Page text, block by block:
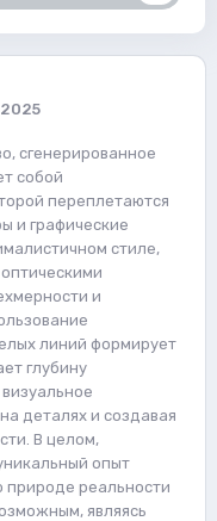
сгенерированное
собой
переплетаются
и графические
стиле,
и
линий формирует
глубину
деталях и создавая
В целом,
опыт
природе реальности
являясь